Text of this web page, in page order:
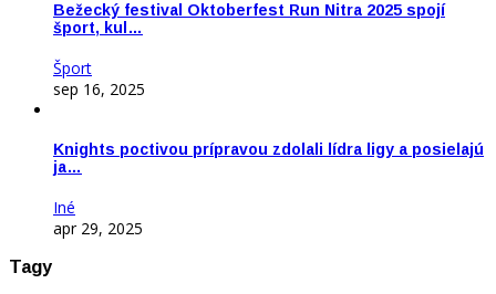
Bežecký festival Oktoberfest Run Nitra 2025 spojí
šport, kul…
Šport
sep 16, 2025
Knights poctivou prípravou zdolali lídra ligy a posielajú
ja…
Iné
apr 29, 2025
Tagy